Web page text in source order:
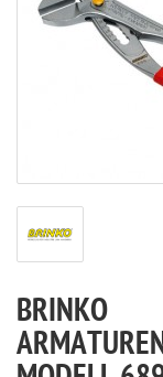
BRINKO